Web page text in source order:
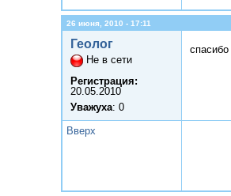
26 июня, 2010 - 17:11
Геолог
Не в сети
Регистрация:
20.05.2010
Уважуха: 0
спасибо
Вверх